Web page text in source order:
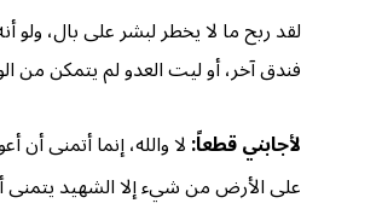
لقد ربح ما لا يخطر لبشر على بال،
فندق آخر، أو ليت العدو لم يتمكن من
لأجابني قطعاً:لا والله، إنما أتمنى
على الأرض من شيء إلا الشهيد يتمنى